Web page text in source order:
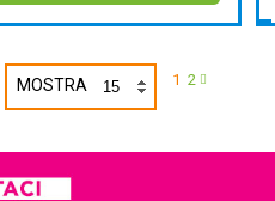
MOSTRA 1 2